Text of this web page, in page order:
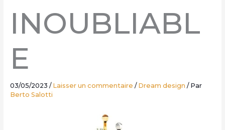
INOUBLIABL
E
03/05/2023 / Laisser un commentaire / Dream design / Par
Berto Salotti